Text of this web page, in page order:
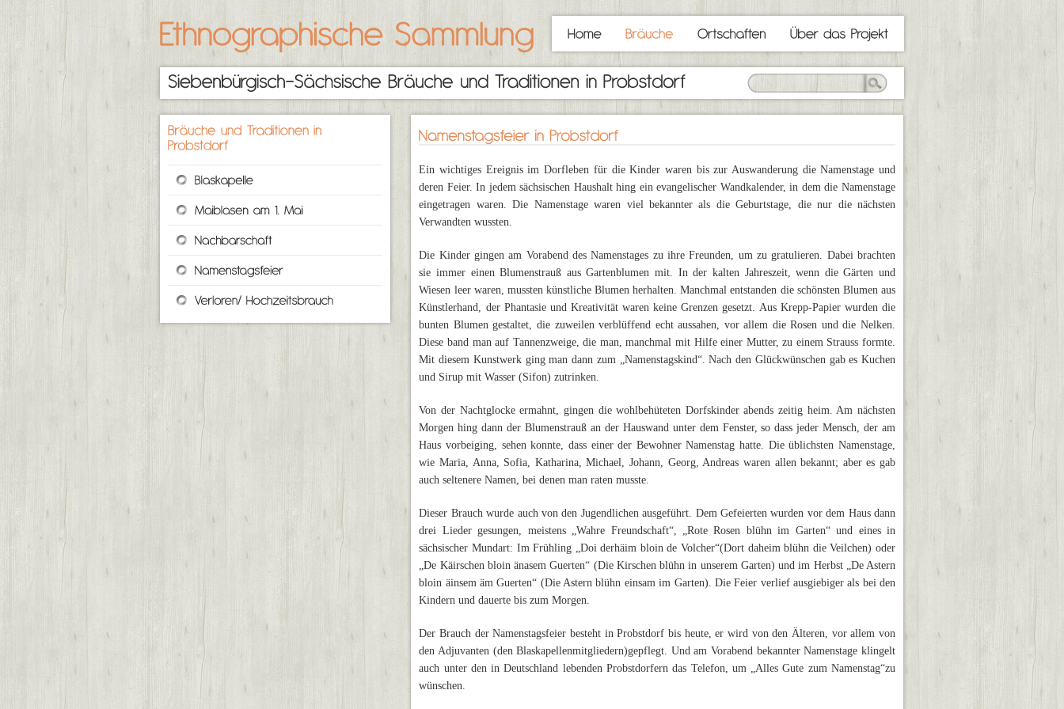
Ein wichtiges Ereignis im Dorfleben für die Kinder waren bis zur Auswanderung die Namenstage und
deren Feier. In jedem sächsischen Haushalt hing ein evangelischer Wandkalender, in dem die Namenstage
eingetragen waren. Die Namenstage waren viel bekannter als die Geburtstage, die nur die nächsten
Verwandten wussten.
Die Kinder gingen am Vorabend des Namenstages zu ihre Freunden, um zu gratulieren. Dabei brachten
sie immer einen Blumenstrauß aus Gartenblumen mit. In der kalten Jahreszeit, wenn die Gärten und
Wiesen leer waren, mussten künstliche Blumen herhalten. Manchmal entstanden die schönsten Blumen aus
Künstlerhand, der Phantasie und Kreativität waren keine Grenzen gesetzt. Aus Krepp-Papier wurden die
bunten Blumen gestaltet, die zuweilen verblüffend echt aussahen, vor allem die Rosen und die Nelken.
Diese band man auf Tannenzweige, die man, manchmal mit Hilfe einer Mutter, zu einem Strauss formte.
Mit diesem Kunstwerk ging man dann zum „Namenstagskind“. Nach den Glückwünschen gab es Kuchen
und Sirup mit Wasser (Sifon) zutrinken.
Von der Nachtglocke ermahnt, gingen die wohlbehüteten Dorfskinder abends zeitig heim. Am nächsten
Morgen hing dann der Blumenstrauß an der Hauswand unter dem Fenster, so dass jeder Mensch, der am
Haus vorbeiging, sehen konnte, dass einer der Bewohner Namenstag hatte. Die üblichsten Namenstage,
wie Maria, Anna, Sofia, Katharina, Michael, Johann, Georg, Andreas waren allen bekannt; aber es gab
auch seltenere Namen, bei denen man raten musste.
Dieser Brauch wurde auch von den Jugendlichen ausgeführt. Dem Gefeierten wurden vor dem Haus dann
drei Lieder gesungen, meistens „Wahre Freundschaft“, „Rote Rosen blühn im Garten“ und eines in
sächsischer Mundart: Im Frühling „Doi derhäim bloin de Volcher“(Dort daheim blühn die Veilchen) oder
„De Käirschen bloin änasem Guerten“ (Die Kirschen blühn in unserem Garten) und im Herbst „De Astern
bloin äinsem äm Guerten“ (Die Astern blühn einsam im Garten). Die Feier verlief ausgiebiger als bei den
Kindern und dauerte bis zum Morgen.
Der Brauch der Namenstagsfeier besteht in Probstdorf bis heute, er wird von den Älteren, vor allem von
den Adjuvanten (den Blaskapellenmitgliedern)gepflegt. Und am Vorabend bekannter Namenstage klingelt
auch unter den in Deutschland lebenden Probstdorfern das Telefon, um „Alles Gute zum Namenstag“zu
wünschen.